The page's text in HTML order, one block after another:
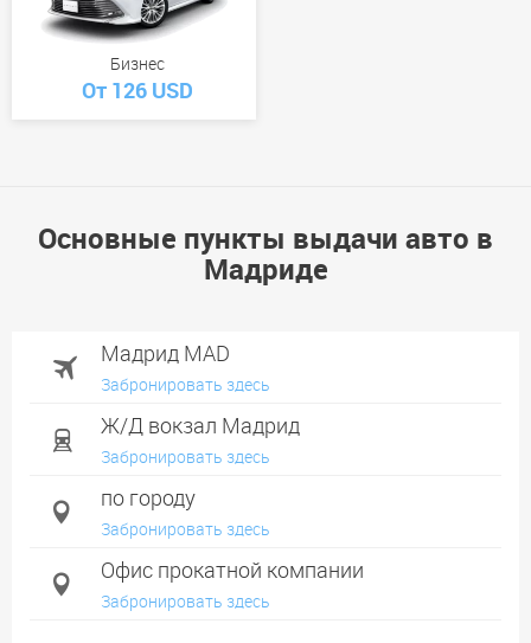
Бизнес
От 126 USD
Основные пункты выдачи авто в
Мадриде
Мадрид MAD
Забронировать здесь
Ж/Д вокзал Мадрид
Забронировать здесь
по городу
Забронировать здесь
Офис прокатной компании
Забронировать здесь